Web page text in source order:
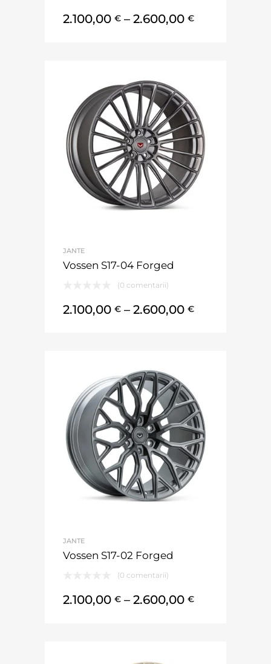
2.100,00 € – 2.600,00 €
JANTE
Vossen S17-04 Forged
(0 comentarii)
2.100,00 € – 2.600,00 €
JANTE
Vossen S17-02 Forged
(0 comentarii)
2.100,00 € – 2.600,00 €